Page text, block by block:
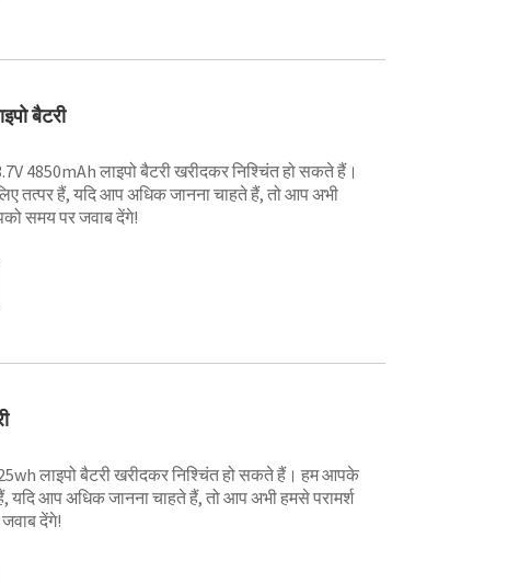
बैटरी
4850mAh लाइपो बैटरी खरीदकर निश्चिंत हो सकते हैं।
तत्पर हैं, यदि आप अधिक जानना चाहते हैं, तो आप अभी
समय पर जवाब देंगे!
लाइपो बैटरी खरीदकर निश्चिंत हो सकते हैं। हम आपके
आप अधिक जानना चाहते हैं, तो आप अभी हमसे परामर्श
देंगे!